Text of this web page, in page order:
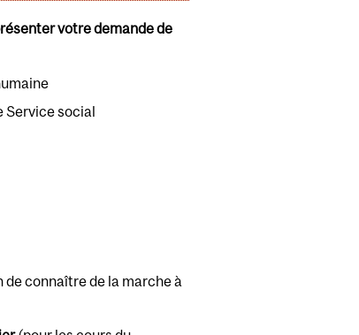
votre demande de
social
connaître de la marche à